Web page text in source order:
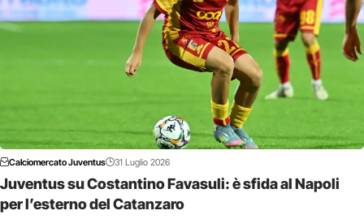
Calciomercato Juventus 31 Luglio 2026
Juventus su Costantino Favasuli: è sfida al Napoli
per l’esterno del Catanzaro